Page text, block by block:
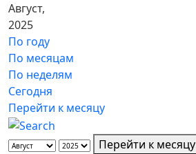
Август,
2025
По году
По месяцам
По неделям
Сегодня
Перейти к месяцу
Перейти к месяцу